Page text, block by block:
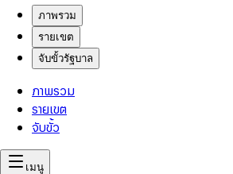
ภาพรวม
รายเขต
จับขั้วรัฐบาล
ภาพรวม
รายเขต
จับขั้ว
เมนู